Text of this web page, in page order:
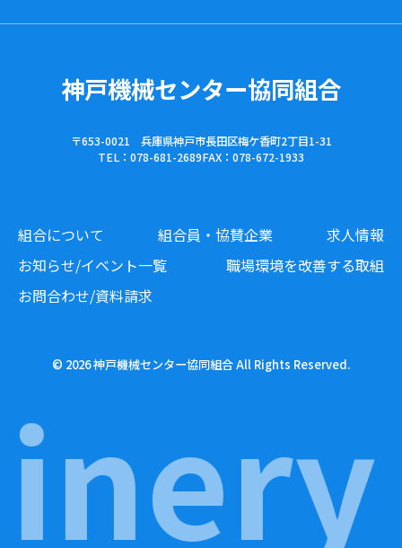
神戸機械センター協同組合
〒653-0021 兵庫県神戸市長田区梅ケ香町2丁目1-31
TEL：078-681-2689FAX：078-672-1933
組合について
組合員・協賛企業
お知らせ/イベント一覧
職場環境を改善する取組
求人情報
お問合わせ/資料請求
© 2026 神戸機械センター協同組合 All Rights Reserved.